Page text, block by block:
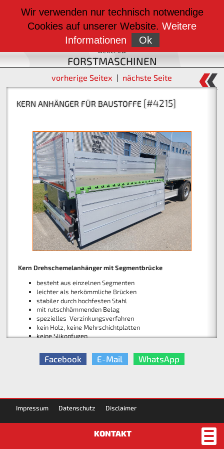
BAUMASCHINEN
weiter zu:
FAHRZEUGBAU
weiter zu:
FORSTMASCHINEN
vorherige Seitex | nächste Seite
KERN ANHÄNGER FÜR BAUSTOFFE [#4215]
Kern Drehschemelanhänger mit Segmentbrücke
besteht aus einzelnen Segmenten
leichter als herkömmliche Brücken
stabiler durch hochfesten Stahl
mit rutschhämmenden Belag
spezielles Verzinkungsverfahren
kein Holz, keine Mehrschichtplatten
keine Slikonfugen
## ATLAS MOBILBAGGER KURZHECK 175 WSR
Einsatzgewicht 18.1 - 20.6 to.
Motorleistung 115 KW (156 PS)
Heckschwenkradius 1720 mm
Kinshofer Tiltrotator NOX
Tiltrotator TR19
Öldurchführung mit P = 300 bar
Facebook E-Mail WhatsApp
Impressum Datenschutz Disclaimer
Wir verwenden nur technisch notwendige
Cookies auf unserer Website. Weitere
Informationen
Ok